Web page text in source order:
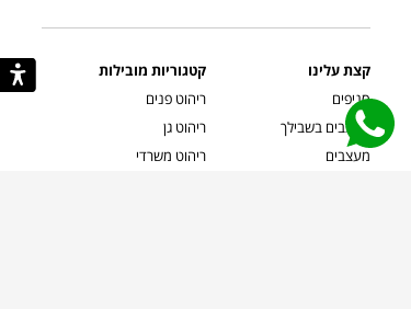
קצת עלינו
סניפים
מעצבים בשבילך
מעצבים
קטגוריות מובילות
ריהוט פנים
ריהוט גן
ריהוט משרדי